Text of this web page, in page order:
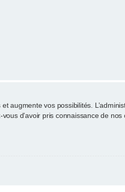
augmente vos possibilités.
d’avoir pris connaissance de nos